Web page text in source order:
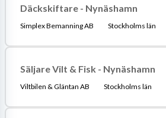
Däckskiftare - Nynäshamn
Simplex Bemanning AB Stockholms län
Säljare Vilt & Fisk - Nynäshamn
Viltbilen & Gläntan AB Stockholms län